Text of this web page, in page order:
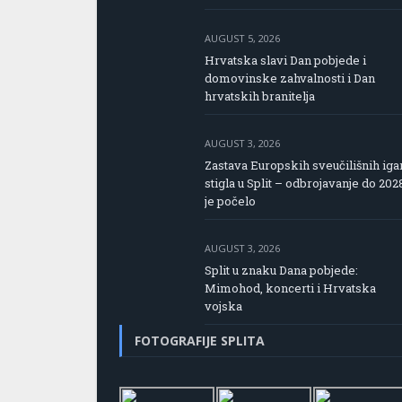
AUGUST 5, 2026
Hrvatska slavi Dan pobjede i
domovinske zahvalnosti i Dan
hrvatskih branitelja
AUGUST 3, 2026
Zastava Europskih sveučilišnih
stigla u Split – odbrojavanje do
je počelo
AUGUST 3, 2026
Split u znaku Dana pobjede:
Mimohod, koncerti i Hrvatska
vojska
FOTOGRAFIJE SPLITA